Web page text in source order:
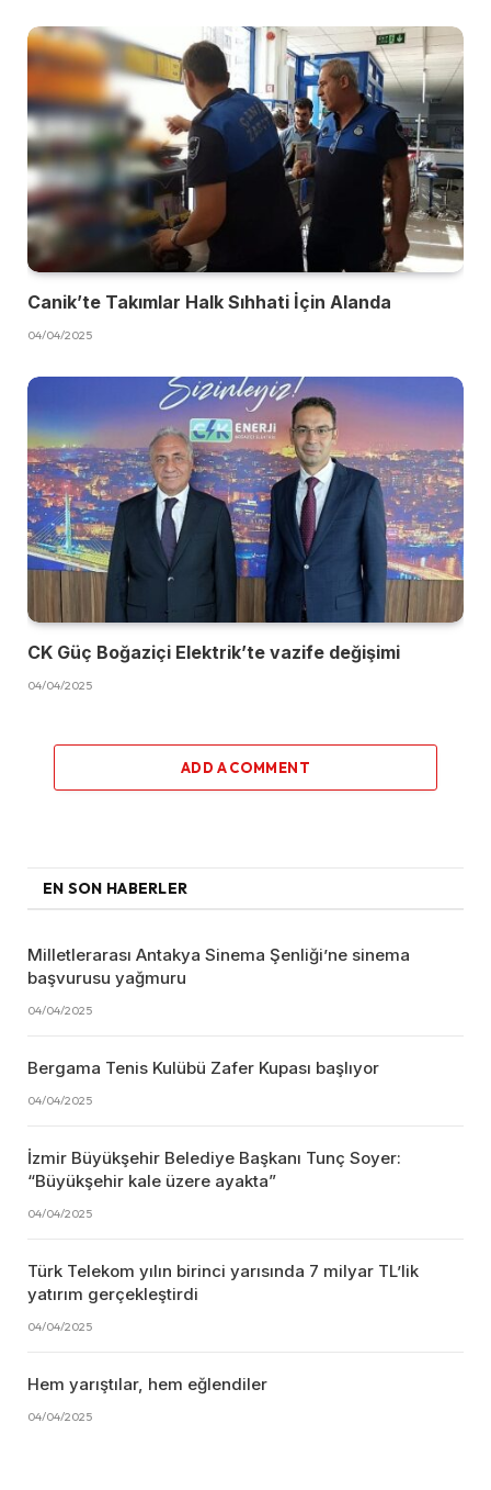
Canik’te Takımlar Halk Sıhhati İçin Alanda
04/04/2025
CK Güç Boğaziçi Elektrik’te vazife değişimi
04/04/2025
ADD A COMMENT
EN SON HABERLER
Milletlerarası Antakya Sinema Şenliği’ne sinema
başvurusu yağmuru
04/04/2025
Bergama Tenis Kulübü Zafer Kupası başlıyor
04/04/2025
İzmir Büyükşehir Belediye Başkanı Tunç Soyer:
“Büyükşehir kale üzere ayakta”
04/04/2025
Türk Telekom yılın birinci yarısında 7 milyar TL’lik
yatırım gerçekleştirdi
04/04/2025
Hem yarıştılar, hem eğlendiler
04/04/2025